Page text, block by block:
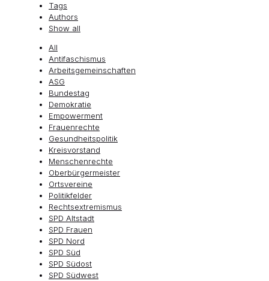
Tags
Authors
Show all
All
Antifaschismus
Arbeitsgemeinschaften
ASG
Bundestag
Demokratie
Empowerment
Frauenrechte
Gesundheitspolitik
Kreisvorstand
Menschenrechte
Oberbürgermeister
Ortsvereine
Politikfelder
Rechtsextremismus
SPD Altstadt
SPD Frauen
SPD Nord
SPD Süd
SPD Südost
SPD Südwest